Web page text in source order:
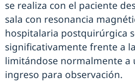
se realiza con el paciente
sala con resonancia
hospitalaria postquirúrgica
significativamente frente a
limitándose normalmente a
ingreso para observación.